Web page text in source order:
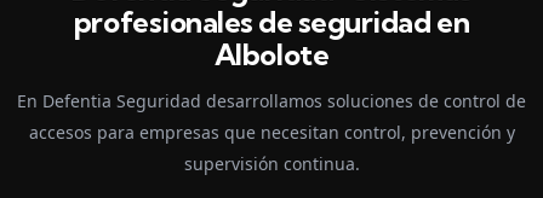
profesionales de seguridad en
Albolote
En Defentia Seguridad desarrollamos soluciones de control de
accesos para empresas que necesitan control, prevención y
supervisión continua.